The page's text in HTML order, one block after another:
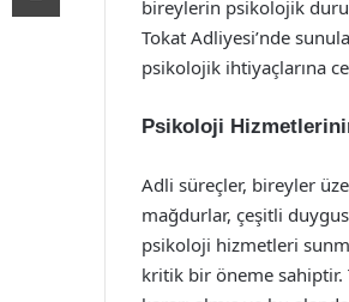
bireylerin psikolojik
Tokat Adliyesi’nde
psikolojik ihtiyaçlarına
Psikoloji
Adli süreçler, bireyler
mağdurlar, çeşitli
psikoloji hizmetleri
kritik bir öneme